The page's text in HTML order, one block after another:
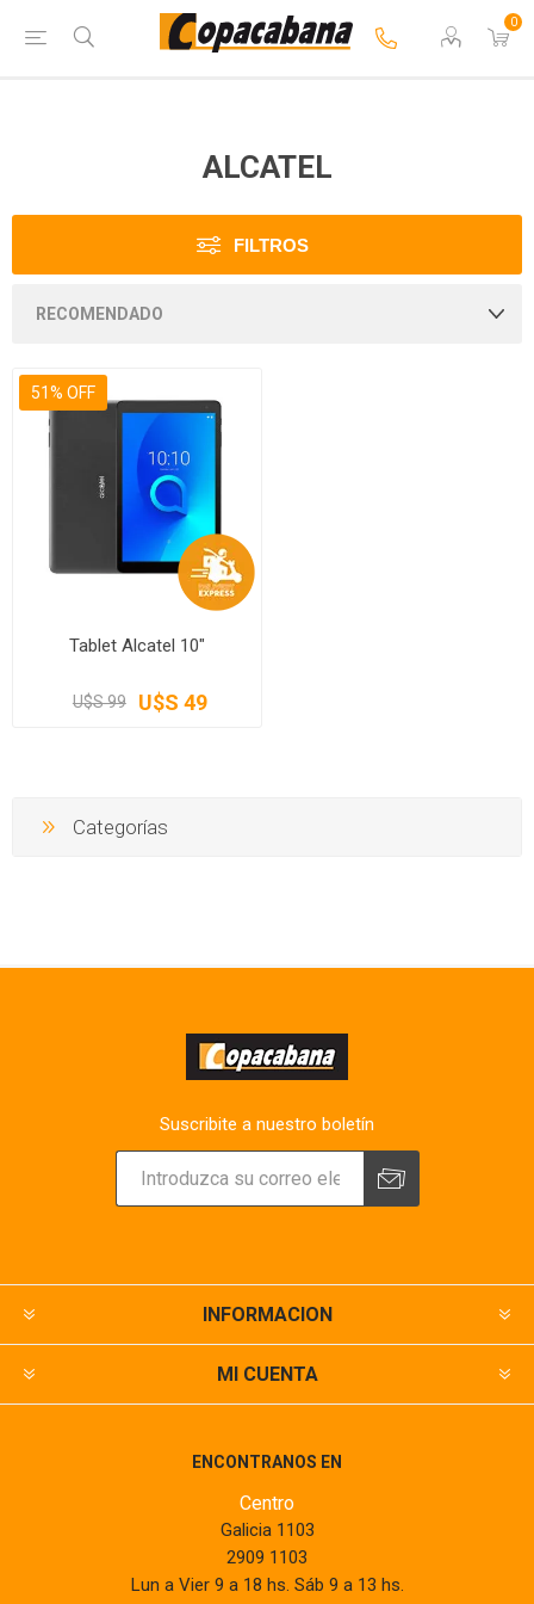
0
ALCATEL
FILTROS
51% OFF
Tablet Alcatel 10"
U$S 99 U$S 49
Categorías
Suscribite a nuestro boletín
INFORMACION
MI CUENTA
ENCONTRANOS EN
Centro
Galicia 1103
2909 1103
Lun a Vier 9 a 18 hs. Sáb 9 a 13 hs.